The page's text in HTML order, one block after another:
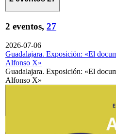
2 eventos, 27
2026-07-06
Guadalajara. Exposición: «El
Alfonso X»
Guadalajara. Exposición: «El
Alfonso X»